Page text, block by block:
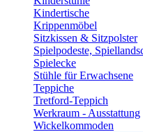
Kindertische
Krippenmöbel
Sitzkissen & Sitzpolster
Spielpodeste,
Spielecke
Stühle für Erwachsene
Teppiche
Tretford-Teppich
Werkraum - Ausstattung
Wickelkommoden